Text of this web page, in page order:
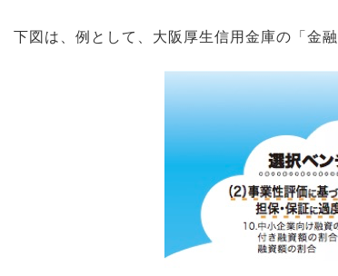
下図は、例として、大阪厚生信用金庫の「金